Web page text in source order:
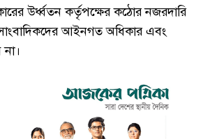
উর্ধ্বতন কর্তৃপক্ষের কঠোর নজরদারি
আইনগত অধিকার এবং
না।